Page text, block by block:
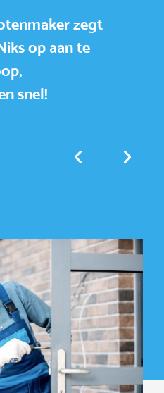
zegt
op aan te
snel!